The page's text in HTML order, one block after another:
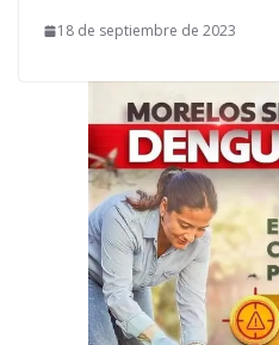
18 de septiembre de 2023